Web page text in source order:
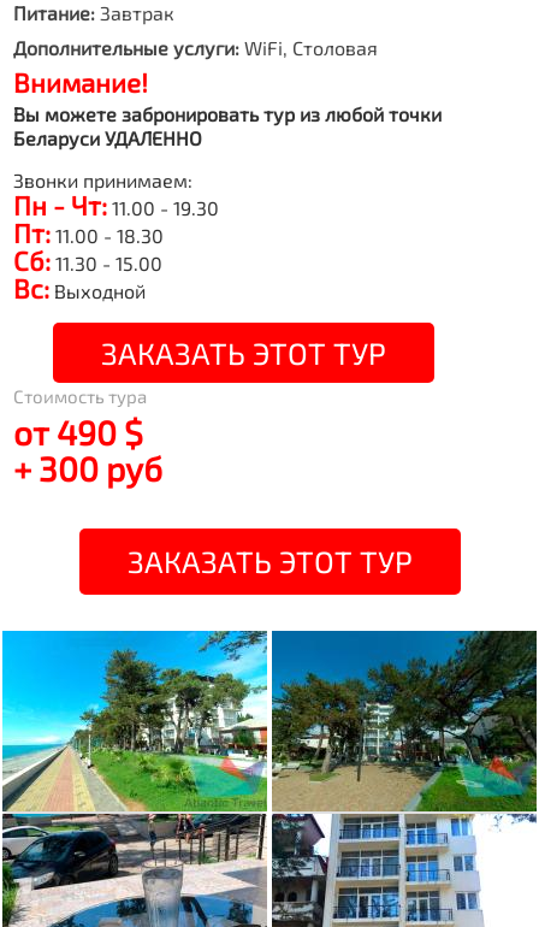
Питание: Завтрак
Дополнительные услуги: WiFi, Столовая
Внимание!
Вы можете забронировать тур из любой точки
Беларуси УДАЛЕННО
Звонки принимаем:
Пн - Чт: 11.00 - 19.30
Пт: 11.00 - 18.30
Сб: 11.30 - 15.00
Вс: Выходной
ЗАКАЗАТЬ ЭТОТ ТУР
Стоимость тура
от 490 $
+ 300 руб
ЗАКАЗАТЬ ЭТОТ ТУР